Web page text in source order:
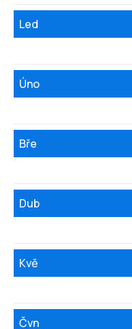
Led
Úno
Bře
Dub
Kvě
Čvn